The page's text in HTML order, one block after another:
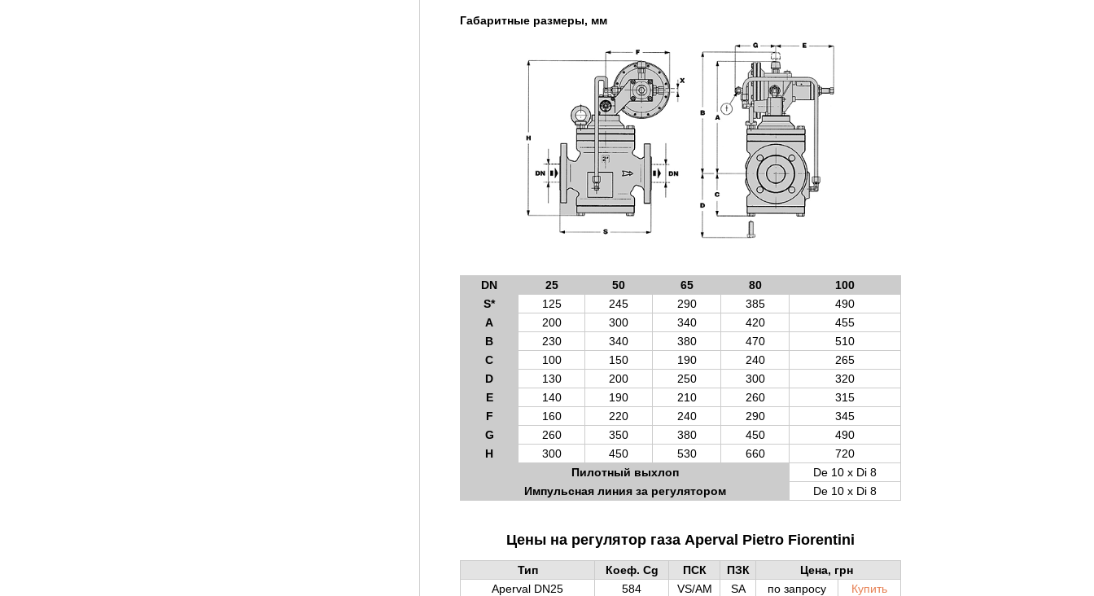
Габаритные размеры, мм
DN 25 50 65 80
100
S*
125 245 290 385
490
A
200 300 340 420
455
B
230 340 380 470
510
C
100 150 190 240
265
D
130 200 250 300
320
E
140 190 210 260
315
F
160 220 240 290
345
G
260 350 380 450
490
H
300 450 530 660
720
Пилотный выхлоп
De 10 x Di 8
Импульсная линия за регулятором
De 10 x Di 8
Цены на регулятор газа Aperval Pietro Fiorentini
Тип Коеф. Cg ПСК ПЗК
Цена, грн
Aperval DN25
584 VS/AM SA по запросу
Купить